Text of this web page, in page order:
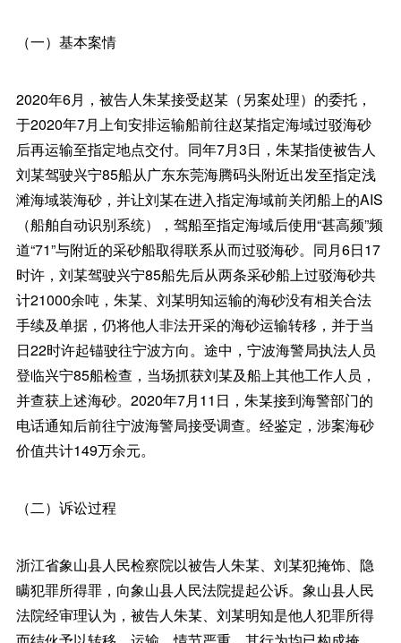
（一）基本案情
2020年6月，被告人朱某接受赵某（另案处理）的委托，
于2020年7月上旬安排运输船前往赵某指定海域过驳海砂
后再运输至指定地点交付。同年7月3日，朱某指使被告人
刘某驾驶兴宁85船从广东东莞海腾码头附近出发至指定浅
滩海域装海砂，并让刘某在进入指定海域前关闭船上的AIS
（船舶自动识别系统），驾船至指定海域后使用“甚高频”频
道“71”与附近的采砂船取得联系从而过驳海砂。同月6日17
时许，刘某驾驶兴宁85船先后从两条采砂船上过驳海砂共
计21000余吨，朱某、刘某明知运输的海砂没有相关合法
手续及单据，仍将他人非法开采的海砂运输转移，并于当
日22时许起锚驶往宁波方向。途中，宁波海警局执法人员
登临兴宁85船检查，当场抓获刘某及船上其他工作人员，
并查获上述海砂。2020年7月11日，朱某接到海警部门的
电话通知后前往宁波海警局接受调查。经鉴定，涉案海砂
价值共计149万余元。
（二）诉讼过程
浙江省象山县人民检察院以被告人朱某、刘某犯掩饰、隐
瞒犯罪所得罪，向象山县人民法院提起公诉。象山县人民
法院经审理认为，被告人朱某、刘某明知是他人犯罪所得